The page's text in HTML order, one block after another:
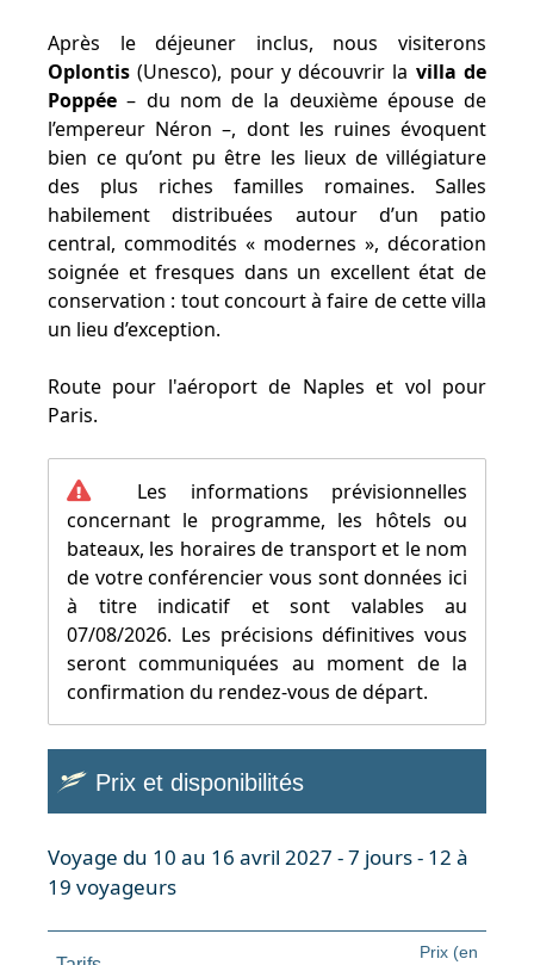
Après le déjeuner inclus, nous visiterons
Oplontis (Unesco), pour y découvrir la villa de
Poppée – du nom de la deuxième épouse de
l’empereur Néron –, dont les ruines évoquent
bien ce qu’ont pu être les lieux de villégiature
des plus riches familles romaines. Salles
habilement distribuées autour d’un patio
central, commodités « modernes », décoration
soignée et fresques dans un excellent état de
conservation : tout concourt à faire de cette villa
un lieu d’exception.
Route pour l'aéroport de Naples et vol pour
Paris.
Les informations prévisionnelles
concernant le programme, les hôtels ou
bateaux, les horaires de transport et le nom
de votre conférencier vous sont données ici
à titre indicatif et sont valables au
07/08/2026. Les précisions définitives vous
seront communiquées au moment de la
confirmation du rendez-vous de départ.
Prix et disponibilités
Voyage du 10 au 16 avril 2027 - 7 jours - 12 à
19 voyageurs
Prix (en